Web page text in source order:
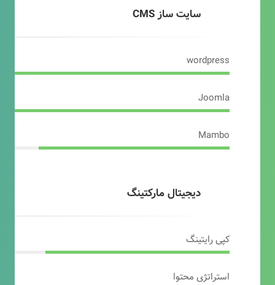
سایت ساز CMS
wordpress
Joomla
Mambo
دیجیتال مارکتینگ
کپی رایتینگ
استراتژی محتوا